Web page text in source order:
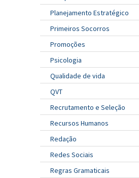
Planejamento Estratégico
Primeiros Socorros
Promoções
Psicologia
Qualidade de vida
QVT
Recrutamento e Seleção
Recursos Humanos
Redação
Redes Sociais
Regras Gramaticais